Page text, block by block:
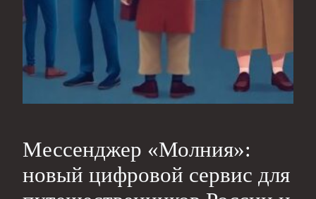
Мессенджер «Молния»:
новый цифровой сервис для